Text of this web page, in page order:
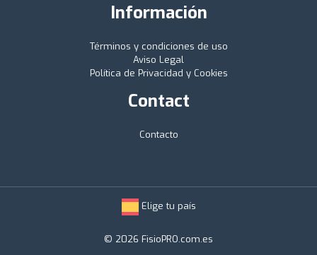
Información
Términos y condiciones de uso
Aviso Legal
Política de Privacidad y Cookies
Contact
Contacto
Elige tu país
© 2026 FisioPRO.com.es